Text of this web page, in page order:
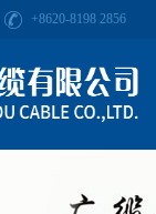
+8620-8198 2856